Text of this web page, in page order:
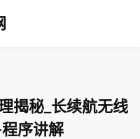
揭秘_长续航无线
序讲解